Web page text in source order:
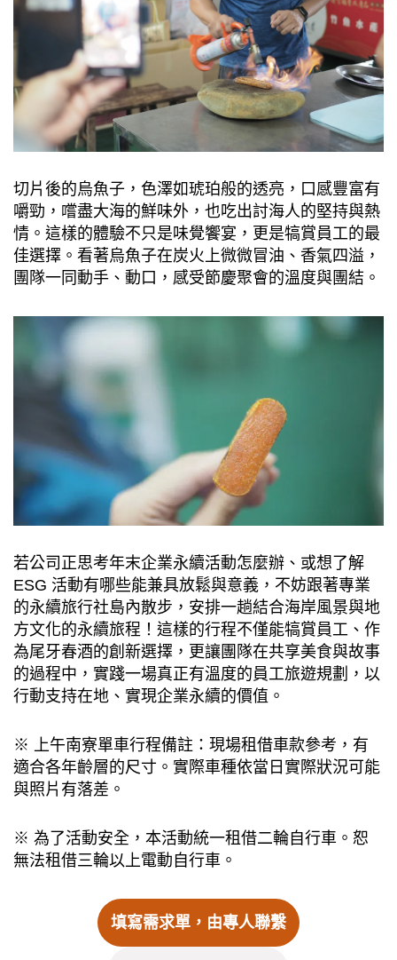
切片後的烏魚子，色澤如琥珀般的透亮，口感豐富有
嚼勁，嚐盡大海的鮮味外，也吃出討海人的堅持與熱
情。這樣的體驗不只是味覺饗宴，更是犒賞員工的最
佳選擇。看著烏魚子在炭火上微微冒油、香氣四溢，
團隊一同動手、動口，感受節慶聚會的溫度與團結。
若公司正思考年末企業永續活動怎麼辦、或想了解
ESG 活動有哪些能兼具放鬆與意義，不妨跟著專業
的永續旅行社島內散步，安排一趟結合海岸風景與地
方文化的永續旅程！這樣的行程不僅能犒賞員工、作
為尾牙春酒的創新選擇，更讓團隊在共享美食與故事
的過程中，實踐一場真正有溫度的員工旅遊規劃，以
行動支持在地、實現企業永續的價值。
※ 上午南寮單車行程備註：現場租借車款參考，有
適合各年齡層的尺寸。實際車種依當日實際狀況可能
與照片有落差。
※ 為了活動安全，本活動統一租借二輪自行車。恕
無法租借三輪以上電動自行車。
填寫需求單，由專人聯繫